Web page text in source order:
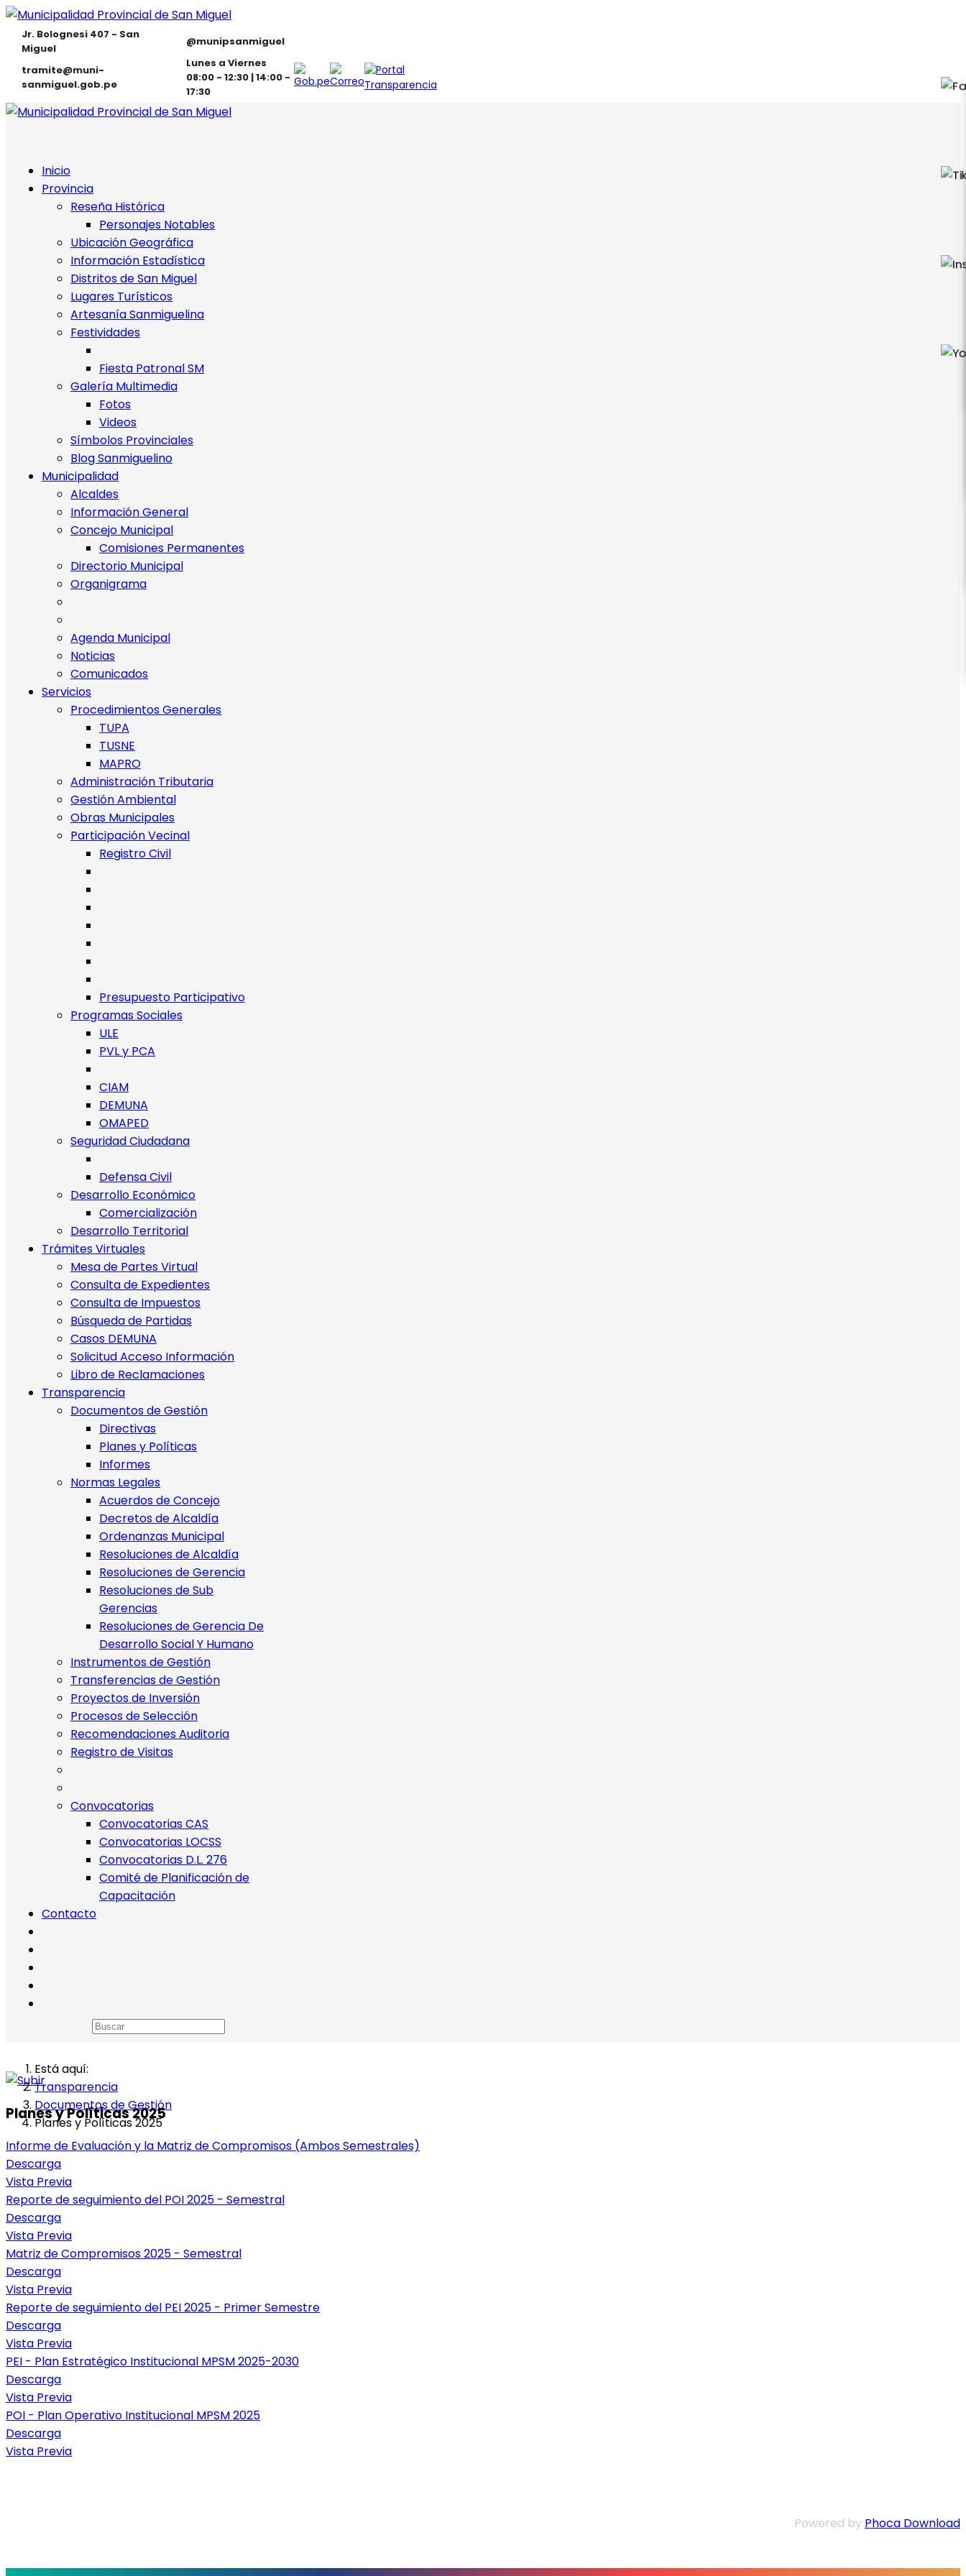
Jr. Bolognesi 407 - San
Miguel
@munipsanmiguel
tramite@muni-
sanmiguel.gob.pe
Lunes a Viernes
08:00 - 12:30 | 14:00 -
17:30
Inicio
Provincia
Reseña Histórica
Personajes Notables
Ubicación Geográfica
Información Estadística
Distritos de San Miguel
Lugares Turísticos
Artesanía Sanmiguelina
Festividades
Fiesta Patronal SM
Galería Multimedia
Fotos
Videos
Símbolos Provinciales
Blog Sanmiguelino
Municipalidad
Alcaldes
Información General
Concejo Municipal
Comisiones Permanentes
Directorio Municipal
Organigrama
Agenda Municipal
Noticias
Comunicados
Servicios
Procedimientos Generales
TUPA
TUSNE
MAPRO
Administración Tributaria
Gestión Ambiental
Obras Municipales
Participación Vecinal
Registro Civil
Presupuesto Participativo
Programas Sociales
ULE
PVL y PCA
CIAM
DEMUNA
OMAPED
Seguridad Ciudadana
Defensa Civil
Desarrollo Económico
Comercialización
Desarrollo Territorial
Trámites Virtuales
Mesa de Partes Virtual
Consulta de Expedientes
Consulta de Impuestos
Búsqueda de Partidas
Casos DEMUNA
Solicitud Acceso Información
Libro de Reclamaciones
Transparencia
Documentos de Gestión
Directivas
Planes y Políticas
Informes
Normas Legales
Acuerdos de Concejo
Decretos de Alcaldía
Ordenanzas Municipal
Resoluciones de Alcaldía
Resoluciones de Gerencia
Resoluciones de Sub
Gerencias
Resoluciones de Gerencia De
Desarrollo Social Y Humano
Instrumentos de Gestión
Transferencias de Gestión
Proyectos de Inversión
Procesos de Selección
Recomendaciones Auditoria
Registro de Visitas
Convocatorias
Convocatorias CAS
Convocatorias LOCSS
Convocatorias D.L. 276
Comité de Planificación de
Capacitación
Contacto
Está aquí:
Transparencia
Documentos de Gestión
Planes y Políticas 2025
Planes y Políticas 2025
Informe de Evaluación y la Matriz de Compromisos (Ambos Semestrales)
Descarga
Vista Previa
Reporte de seguimiento del POI 2025 - Semestral
Descarga
Vista Previa
Matriz de Compromisos 2025 - Semestral
Descarga
Vista Previa
Reporte de seguimiento del PEI 2025 - Primer Semestre
Descarga
Vista Previa
PEI - Plan Estratégico Institucional MPSM 2025-2030
Descarga
Vista Previa
POI - Plan Operativo Institucional MPSM 2025
Descarga
Vista Previa
Powered by Phoca Download